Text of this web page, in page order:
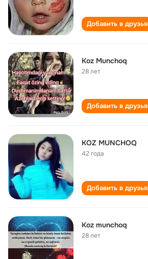
Добавить в друзья
Koz Munchoq
28 лет
Добавить в друзья
KOZ MUNCHOQ
42 года
Добавить в друзья
Koz munchoq
28 лет